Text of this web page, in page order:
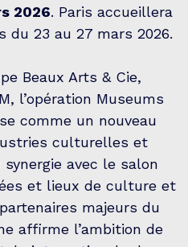
2026. Paris accueillera
du 23 au 27 mars 2026.
Beaux Arts & Cie,
l’opération Museums
comme un nouveau
culturelles et
avec le salon
et lieux de culture et
majeurs du
affirme l’ambition de